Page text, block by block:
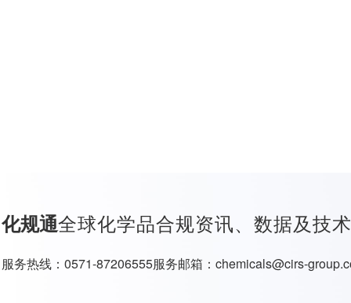
化规通全球化学品合规资讯、数据及技
服务热线： 0571-87206555服务邮箱： chemicals@cirs-